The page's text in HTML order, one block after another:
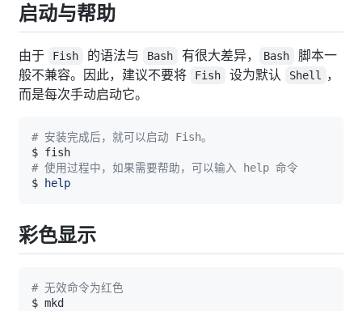
启动与帮助
由于 Fish 的语法与 Bash 有很大差异， Bash
脚本一
般不兼容。因此，建议不要将
Fish 设为默认 Shell
，
而是每次手动启动它。
# 安装完成后，就可以启动 Fish。
# 使用过程中，如果需要帮助，可以输入 help 命令
$
help
彩色显示
# 无效命令为红色